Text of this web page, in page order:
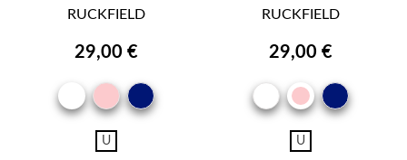
RUCKFIELD
29,00 €
BLANCROSEMARINE
U
RUCKFIELD
29,00 €
BLANCROSE
U